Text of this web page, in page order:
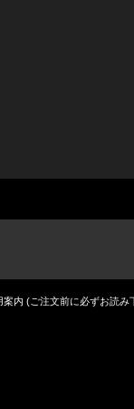
案内 (ご注文前に必ずお読み